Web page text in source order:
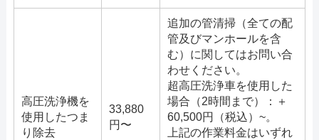
高圧洗浄機を
使用したつま
り除去
33,880
円〜
追加の管清掃（全ての配
管及びマンホールを含
む）に関してはお問い合
わせください。
超高圧洗浄車を使用した
場合（2時間まで）：＋
60,500円（税込）~。
上記の作業料金はいずれ